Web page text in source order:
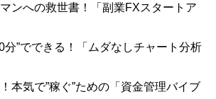
ンへの救世書！「副業FXスタートア
分”でできる！「ムダなしチャート分析
本気で”稼ぐ”ための「資金管理バイブ